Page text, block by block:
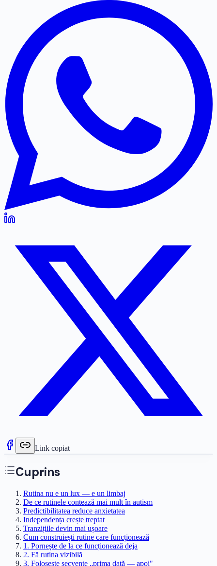
Link copiat
Cuprins
Rutina nu e un lux — e un limbaj
De ce rutinele contează mai mult în autism
Predictibilitatea reduce anxietatea
Independența crește treptat
Tranzițiile devin mai ușoare
Cum construiești rutine care funcționează
1. Pornește de la ce funcționează deja
2. Fă rutina vizibilă
3. Folosește secvențe „prima dată — apoi"